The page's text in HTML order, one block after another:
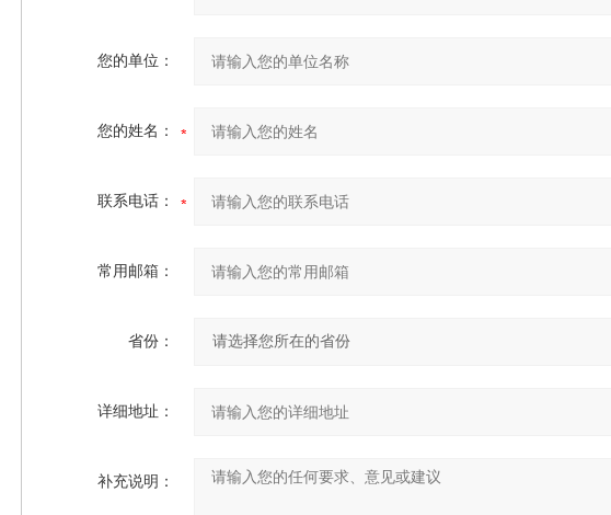
您的单位：
您的姓名：
联系电话：
常用邮箱：
省份：
详细地址：
补充说明：